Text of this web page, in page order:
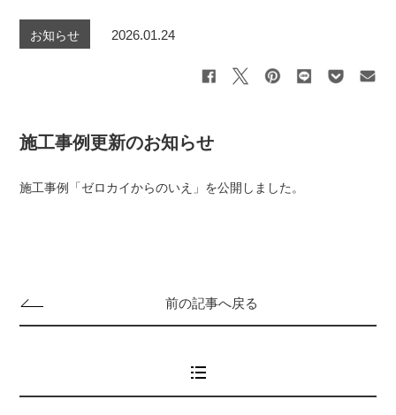
お知らせ 2026.01.24
施工事例更新のお知らせ
施工事例「ゼロカイからのいえ 」を公開しました。
前の記事へ戻る